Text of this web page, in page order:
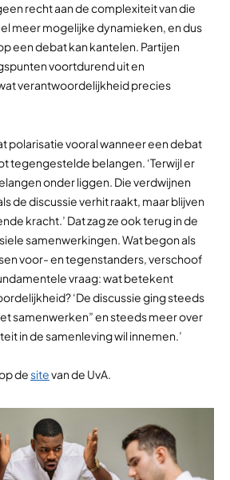
recht aan de complexiteit van die
meer mogelijke dynamieken, en dus
een debat kan kantelen. Partijen
voortdurend uit en
verantwoordelijkheid precies
polarisatie vooral wanneer een debat
tegengestelde belangen. ‘Terwijl er
onder liggen. Die verdwijnen
de discussie verhit raakt, maar blijven
kracht.’ Dat zag ze ook terug in de
samenwerkingen. Wat begon als
voor- en tegenstanders, verschoof
vraag: wat betekent
‘De discussie ging steeds
samenwerken” en steeds meer over
in de samenleving wil innemen.’
desitevan de UvA.